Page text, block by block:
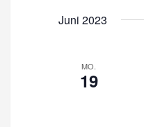
g
Juni 2023
MO.
19